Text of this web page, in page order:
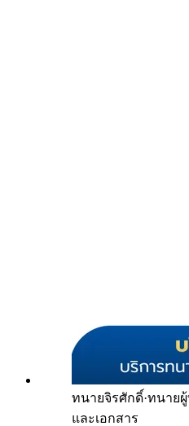
ทนายจิรศักดิ์·ทนาย
และเอกสาร